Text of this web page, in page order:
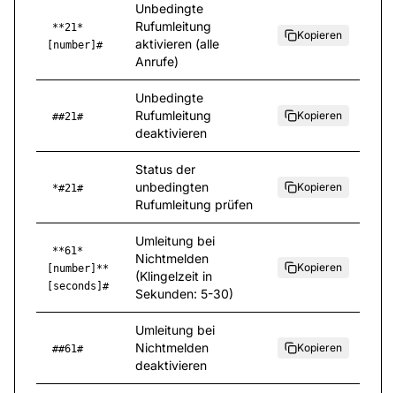
**21*
[number]#
Unbedingte
Rufumleitung
aktivieren (alle
Anrufe)
Kopieren
##21#
Unbedingte
Rufumleitung
deaktivieren
Kopieren
*#21#
Status der
unbedingten
Rufumleitung prüfen
Kopieren
**61*
[number]**
[seconds]#
Umleitung bei
Nichtmelden
(Klingelzeit in
Sekunden: 5-30)
Kopieren
##61#
Umleitung bei
Nichtmelden
deaktivieren
Kopieren